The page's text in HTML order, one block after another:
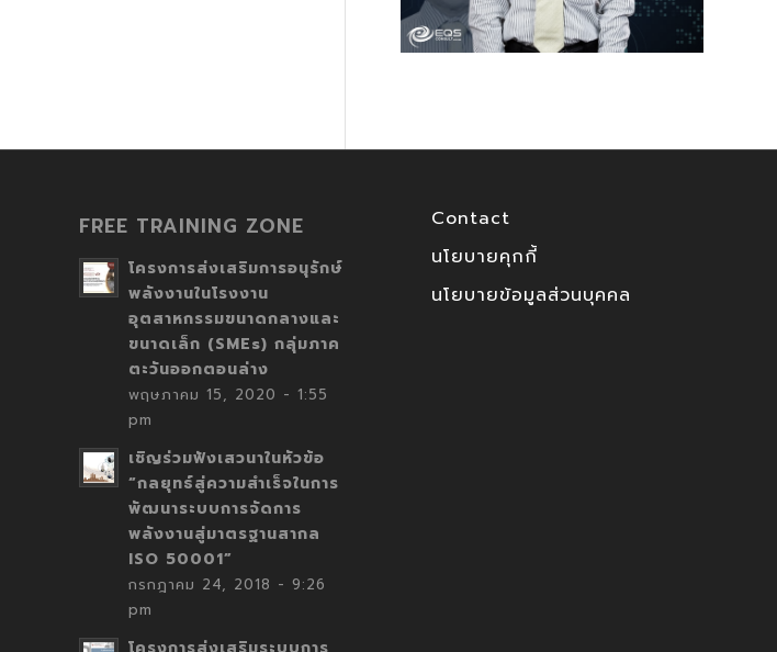
FREE TRAINING ZONE
โครงการส่งเสริมการอนุรักษ์
พลังงานในโรงงาน
อุตสาหกรรมขนาดกลางและ
ขนาดเล็ก (SMEs) กลุ่มภาค
ตะวันออกตอนล่าง
พฤษภาคม 15, 2020 - 1:55
pm
เชิญร่วมฟังเสวนาในหัวข้อ
“กลยุทธ์สู่ความสำเร็จในการ
พัฒนาระบบการจัดการ
พลังงานสู่มาตรฐานสากล
ISO 50001”
กรกฎาคม 24, 2018 - 9:26
pm
Contact
นโยบายคุกกี้
นโยบายข้อมูลส่วนบุคคล